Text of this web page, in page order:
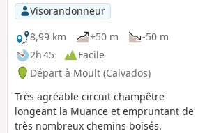
Visorandonneur
8,99 km
+50 m
-50 m
2h 45
Facile
Départ à Moult (Calvados)
Très agréable circuit champêtre
longeant la Muance et empruntant de
très nombreux chemins boisés.